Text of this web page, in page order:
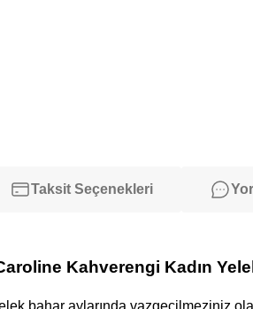
Taksit Seçenekleri
Kahverengi Kadın
bahar aylarında vazgeçilmeziniz